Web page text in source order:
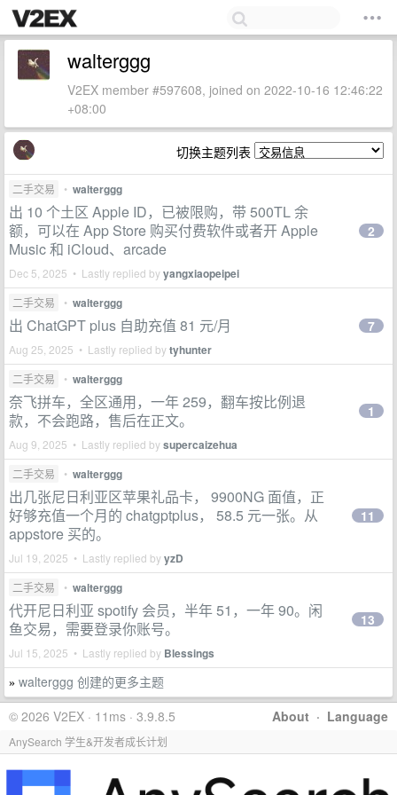
walterggg
V2EX member #597608, joined on 2022-10-16 12:46:22
+08:00
切换主题列表
二手交易 • walterggg
出 10 个土区 Apple ID，已被限购，带 500TL 余
额，可以在 App Store 购买付费软件或者开 Apple
Music 和 iCloud、arcade
Dec 5, 2025 • Lastly replied byyangxiaopeipei
2
二手交易 • walterggg
出 ChatGPT plus 自助充值 81 元/月
Aug 25, 2025 • Lastly replied bytyhunter
7
二手交易 • walterggg
奈飞拼车，全区通用，一年 259，翻车按比例退
款，不会跑路，售后在正文。
Aug 9, 2025 • Lastly replied bysupercaizehua
1
二手交易 • walterggg
出几张尼日利亚区苹果礼品卡， 9900NG 面值，正
好够充值一个月的 chatgptplus， 58.5 元一张。从
appstore 买的。
Jul 19, 2025 • Lastly replied byyzD
11
二手交易 • walterggg
代开尼日利亚 spotify 会员，半年 51，一年 90。闲
鱼交易，需要登录你账号。
Jul 15, 2025 • Lastly replied by Blessings
13
» walterggg 创建的更多主题
About · Language
© 2026 V2EX · 11ms · 3.9.8.5
AnySearch 学生&开发者成长计划